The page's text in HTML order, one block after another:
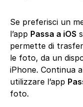
Se preferisci un
l’app Passa a iOS
permette di
le foto, da un
iPhone. Continua
utilizzare l’app
foto.